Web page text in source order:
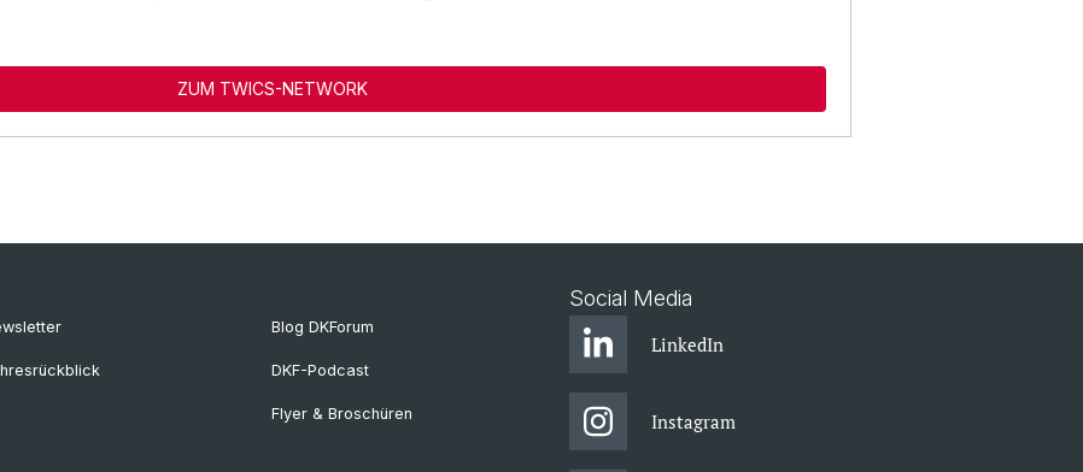
ZUM TWICS-NETWORK
Blog DKForum
DKF-Podcast
Flyer & Broschüren
Social Media
LinkedIn
Instagram